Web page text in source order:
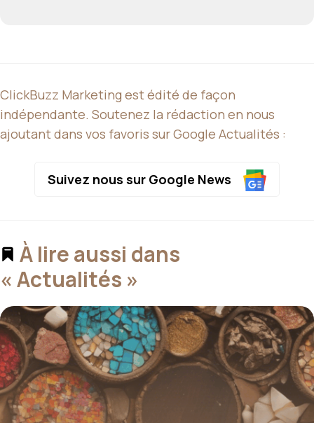
ClickBuzz Marketing est édité de façon
indépendante. Soutenez la rédaction en nous
ajoutant dans vos favoris sur Google Actualités :
Suivez nous sur Google News
À lire aussi dans
« Actualités »